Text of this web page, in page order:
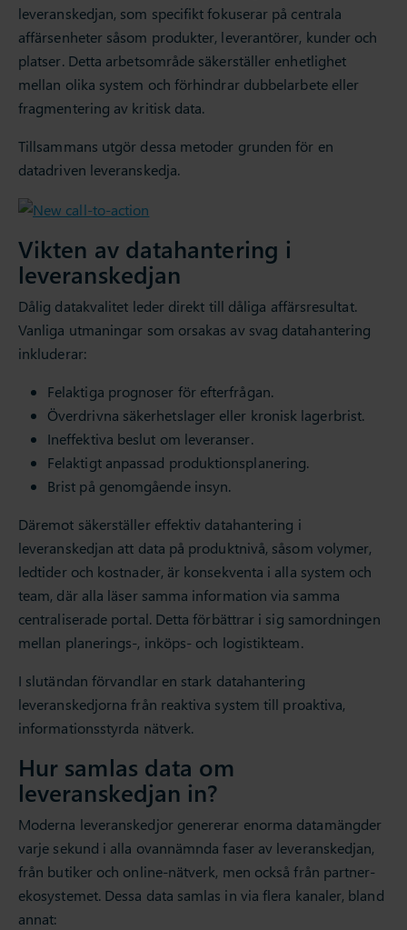
leveranskedjan, som specifikt fokuserar på centrala
affärsenheter såsom produkter, leverantörer, kunder och
platser. Detta arbetsområde säkerställer enhetlighet
mellan olika system och förhindrar dubbelarbete eller
fragmentering av kritisk data.
Tillsammans utgör dessa metoder grunden för en
datadriven leveranskedja.
Vikten av datahantering i
leveranskedjan
Dålig datakvalitet leder direkt till dåliga affärsresultat.
Vanliga utmaningar som orsakas av svag datahantering
inkluderar:
Felaktiga prognoser för efterfrågan.
Överdrivna säkerhetslager eller kronisk lagerbrist.
Ineffektiva beslut om leveranser.
Felaktigt anpassad produktionsplanering.
Brist på genomgående insyn.
Däremot säkerställer effektiv datahantering i
leveranskedjan att data på produktnivå, såsom volymer,
ledtider och kostnader, är konsekventa i alla system och
team, där alla läser samma information via samma
centraliserade portal. Detta förbättrar i sig samordningen
mellan planerings-, inköps- och logistikteam.
I slutändan förvandlar en stark datahantering
leveranskedjorna från reaktiva system till proaktiva,
informationsstyrda nätverk.
Hur samlas data om
leveranskedjan in?
Moderna leveranskedjor genererar enorma datamängder
varje sekund i alla ovannämnda faser av leveranskedjan,
från butiker och online-nätverk, men också från partner-
ekosystemet. Dessa data samlas in via flera kanaler, bland
annat: